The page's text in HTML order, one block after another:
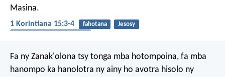
Masina.
1 Korintiana 15:3-4 fahotana
Jesosy
Fa ny Zanak'olona tsy tonga mba hotompoina, fa mba
hanompo ka hanolotra ny ainy ho avotra hisolo ny